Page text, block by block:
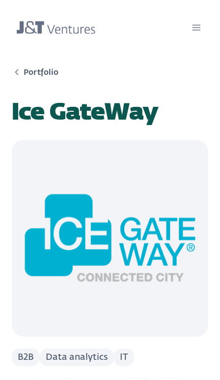
Portfolio
Ice GateWay
B2B Data analytics IT